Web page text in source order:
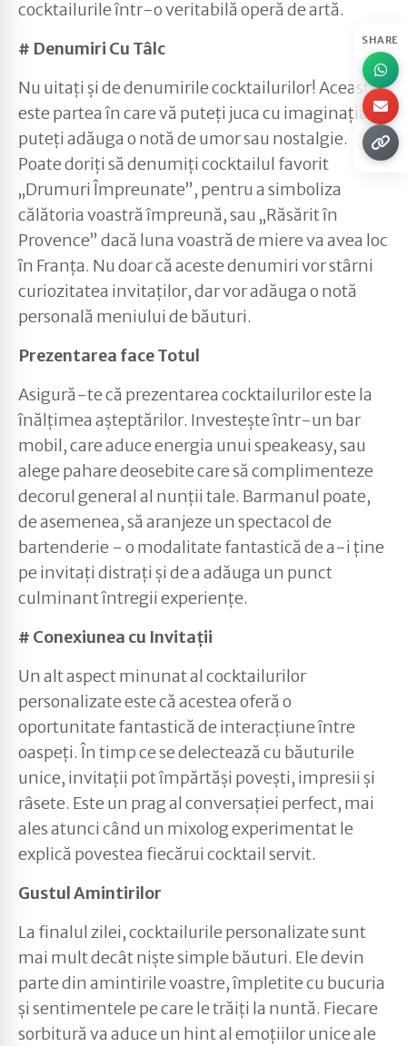
SHARE
cocktailurile într-o veritabilă operă de artă.
# Denumiri Cu Tâlc
Nu uitați și de denumirile cocktailurilor! Aceasta
este partea în care vă puteți juca cu imaginația și
puteți adăuga o notă de umor sau nostalgie.
Poate doriți să denumiți cocktailul favorit
„Drumuri Împreunate”, pentru a simboliza
călătoria voastră împreună, sau „Răsărit în
Provence” dacă luna voastră de miere va avea loc
în Franța. Nu doar că aceste denumiri vor stârni
curiozitatea invitaților, dar vor adăuga o notă
personală meniului de băuturi.
Prezentarea face Totul
Asigură-te că prezentarea cocktailurilor este la
înălțimea așteptărilor. Investește într-un bar
mobil, care aduce energia unui speakeasy, sau
alege pahare deosebite care să complimenteze
decorul general al nunții tale. Barmanul poate,
de asemenea, să aranjeze un spectacol de
bartenderie - o modalitate fantastică de a-i ține
pe invitați distrați și de a adăuga un punct
culminant întregii experiențe.
# Conexiunea cu Invitații
Un alt aspect minunat al cocktailurilor
personalizate este că acestea oferă o
oportunitate fantastică de interacțiune între
oaspeți. În timp ce se delectează cu băuturile
unice, invitații pot împărtăși povești, impresii și
râsete. Este un prag al conversației perfect, mai
ales atunci când un mixolog experimentat le
explică povestea fiecărui cocktail servit.
Gustul Amintirilor
La finalul zilei, cocktailurile personalizate sunt
mai mult decât niște simple băuturi. Ele devin
parte din amintirile voastre, împletite cu bucuria
și sentimentele pe care le trăiți la nuntă. Fiecare
sorbitură va aduce un hint al emoțiilor unice ale